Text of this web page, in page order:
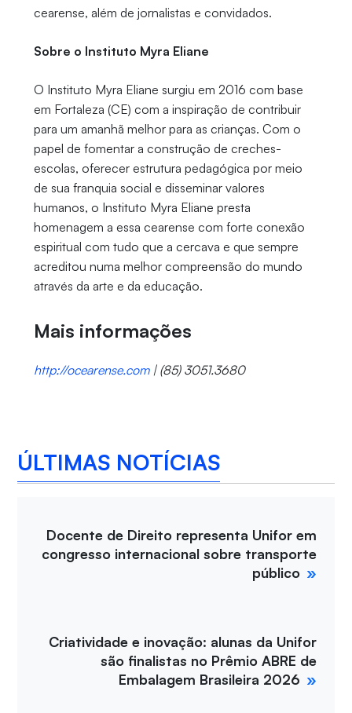
cearense, além de jornalistas e convidados.
Sobre o Instituto Myra Eliane
O Instituto Myra Eliane surgiu em 2016 com base
em Fortaleza (CE) com a inspiração de contribuir
para um amanhã melhor para as crianças. Com o
papel de fomentar a construção de creches-
escolas, oferecer estrutura pedagógica por meio
de sua franquia social e disseminar valores
humanos, o Instituto Myra Eliane presta
homenagem a essa cearense com forte conexão
espiritual com tudo que a cercava e que sempre
acreditou numa melhor compreensão do mundo
através da arte e da educação.
Mais informações
http://ocearense.com | (85) 3051.3680
ÚLTIMAS NOTÍCIAS
Docente de Direito representa Unifor em
congresso internacional sobre transporte
público
Criatividade e inovação: alunas da Unifor
são finalistas no Prêmio ABRE de
Embalagem Brasileira 2026